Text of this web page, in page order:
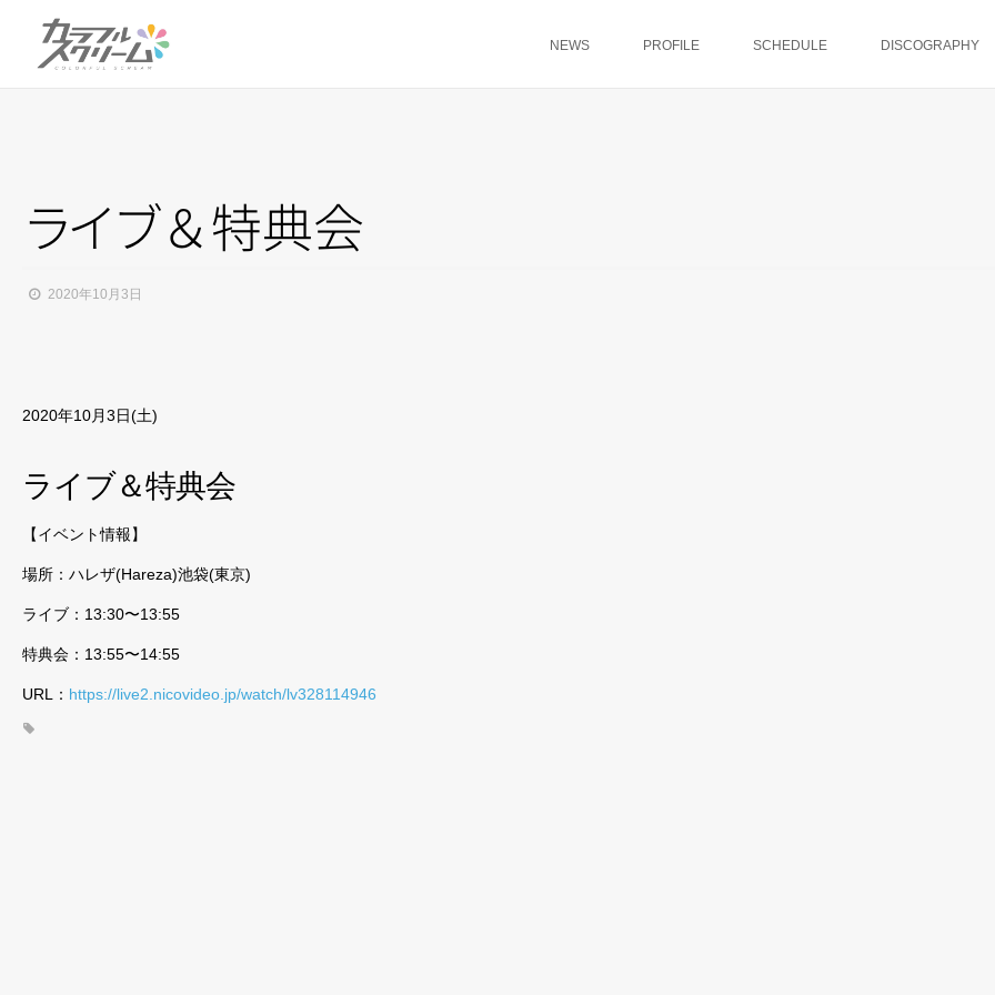
NEWS PROFILE SCHEDULE DISCOGRAPHY
ライブ＆特典会
2020年10月3日
2020年10月3日(土)
ライブ＆特典会
【イベント情報】
場所：ハレザ(Hareza)池袋(東京)
ライブ：13:30〜13:55
特典会：13:55〜14:55
URL： https://live2.nicovideo.jp/watch/lv328114946